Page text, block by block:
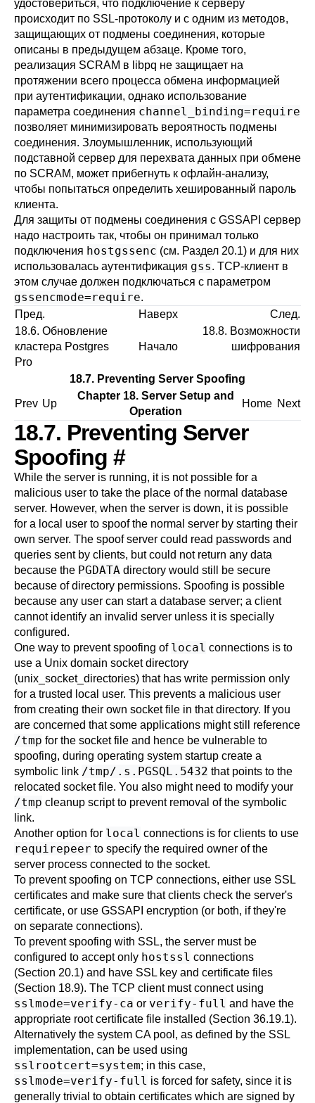
удостовериться, что подключение к серверу
происходит по SSL-протоколу и с одним из методов,
защищающих от подмены соединения, которые
описаны в предыдущем абзаце. Кроме того,
реализация SCRAM в libpq не защищает на
протяжении всего процесса обмена информацией
при аутентификации, однако использование
параметра соединения channel_binding=require
позволяет минимизировать вероятность подмены
соединения. Злоумышленник, использующий
подставной сервер для перехвата данных при обмене
по SCRAM, может прибегнуть к офлайн-анализу,
чтобы попытаться определить хешированный пароль
клиента.
Для защиты от подмены соединения с GSSAPI сервер
надо настроить так, чтобы он принимал только
подключения hostgssenc (см. Раздел 20.1) и для них
использовалась аутентификация gss. TCP-клиент в
этом случае должен подключаться с параметром
gssencmode=require.
Пред.
Наверх
След.
18.6. Обновление
кластера Postgres
Pro
Начало
18.8. Возможности
шифрования
18.7. Preventing Server Spoofing
Prev Up
Chapter 18. Server Setup and
Operation
Home Next
18.7. Preventing Server
Spoofing #
While the server is running, it is not possible for a
malicious user to take the place of the normal database
server. However, when the server is down, it is possible
for a local user to spoof the normal server by starting their
own server. The spoof server could read passwords and
queries sent by clients, but could not return any data
because the PGDATA directory would still be secure
because of directory permissions. Spoofing is possible
because any user can start a database server; a client
cannot identify an invalid server unless it is specially
configured.
One way to prevent spoofing of local connections is to
use a Unix domain socket directory
(unix_socket_directories) that has write permission only
for a trusted local user. This prevents a malicious user
from creating their own socket file in that directory. If you
are concerned that some applications might still reference
/tmp for the socket file and hence be vulnerable to
spoofing, during operating system startup create a
symbolic link /tmp/.s.PGSQL.5432 that points to the
relocated socket file. You also might need to modify your
/tmp cleanup script to prevent removal of the symbolic
link.
Another option for local connections is for clients to use
requirepeer to specify the required owner of the
server process connected to the socket.
To prevent spoofing on TCP connections, either use SSL
certificates and make sure that clients check the server's
certificate, or use GSSAPI encryption (or both, if they're
on separate connections).
To prevent spoofing with SSL, the server must be
configured to accept only hostssl connections
(Section 20.1) and have SSL key and certificate files
(Section 18.9). The TCP client must connect using
sslmode=verify-ca or verify-full and have the
appropriate root certificate file installed (Section 36.19.1).
Alternatively the system CA pool , as defined by the SSL
implementation, can be used using
sslrootcert=system; in this case,
sslmode=verify-full is forced for safety, since it is
generally trivial to obtain certificates which are signed by